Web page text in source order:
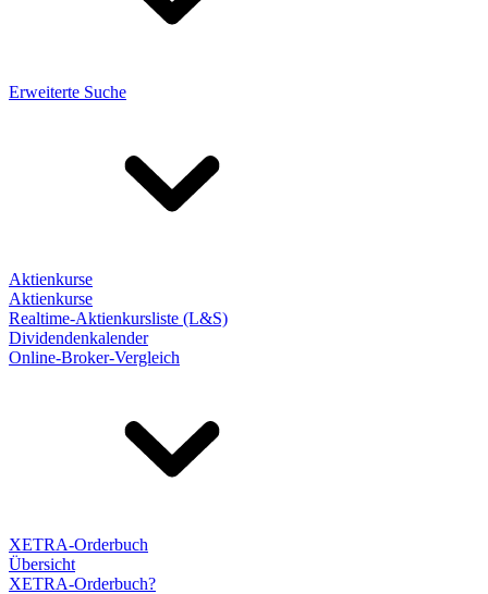
Erweiterte Suche
Aktienkurse
Aktienkurse
Realtime-Aktienkursliste (L&S)
Dividendenkalender
Online-Broker-Vergleich
XETRA-Orderbuch
Übersicht
XETRA-Orderbuch?